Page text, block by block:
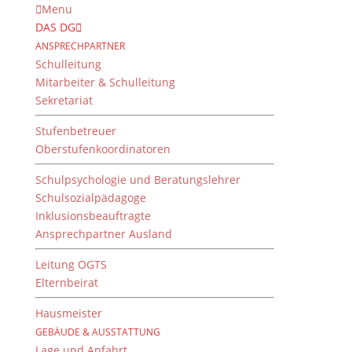
Menu
DAS DG
ANSPRECHPARTNER
Schulleitung
Mitarbeiter & Schulleitung
Sekretariat
Stufenbetreuer
Oberstufenkoordinatoren
Schulpsychologie und Beratungslehrer
Schulsozialpädagoge
Inklusionsbeauftragte
Ansprechpartner Ausland
Leitung OGTS
Elternbeirat
Hausmeister
GEBÄUDE & AUSSTATTUNG
Erweiterungsbau Am
Heidelsteig
vonJens Bodenstab|26. Februar 2026